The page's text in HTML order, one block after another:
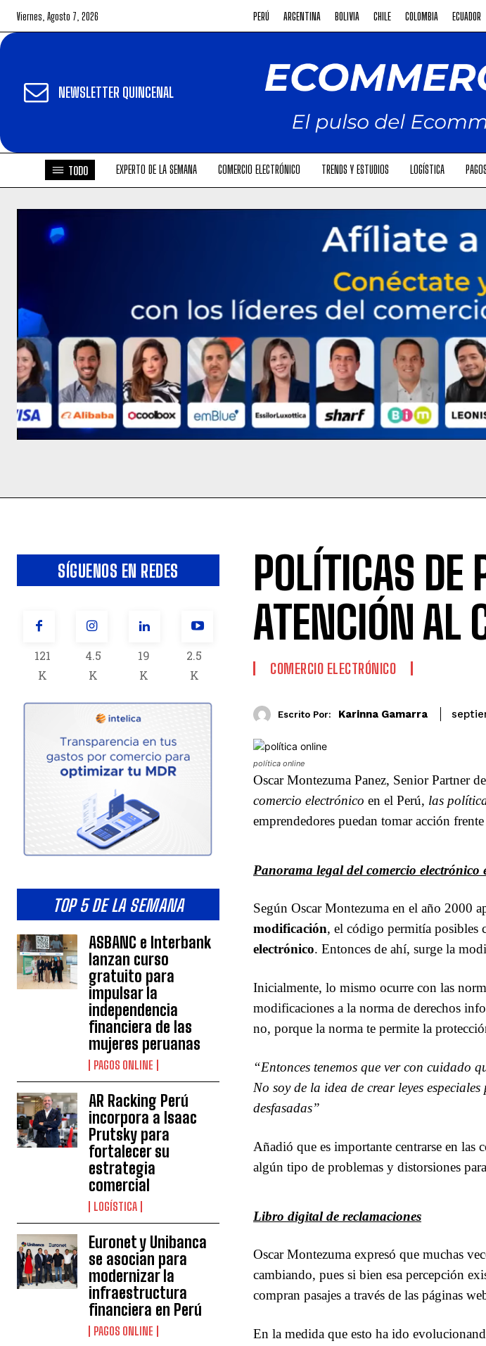
Viernes, Agosto 7, 2026 PERÚ ARGENTINA BOLIVIA CHILE COLOMBIA ECUADOR
NEWSLETTER QUINCENAL
TODO EXPERTO DE LA SEMANA COMERCIO ELECTRÓNICO TRENDS Y ESTUDIOS LOGÍSTICA
SÍGUENOS EN REDES
121
K
4.5
K
19
K
2.5
K
TOP 5 DE LA SEMANA
ASBANC e Interbank
lanzan curso
gratuito para
impulsar la
independencia
financiera de las
mujeres peruanas
PAGOS ONLINE
AR Racking Perú
incorpora a Isaac
Prutsky para
fortalecer su
estrategia
comercial
LOGÍSTICA
Euronet y Unibanca
se asocian para
modernizar la
infraestructura
financiera en Perú
PAGOS ONLINE
POLÍTICAS DE
ATENCIÓN AL
COMERCIO ELECTRÓNICO
Escrito Por: Karinna Gamarra
política online
Oscar Montezuma Panez, Senior Partner
comercio electrónico en el Perú, las
emprendedores puedan tomar acción
Panorama legal del comercio electrónico
Según Oscar Montezuma en el año 2000
modificación, el código permitía posibles
electrónico. Entonces de ahí, surge la
Inicialmente, lo mismo ocurre con las
modificaciones a la norma de derechos
no, porque la norma te permite la
“Entonces tenemos que ver con cuidado
No soy de la idea de crear leyes
desfasadas”
Añadió que es importante centrarse en las
algún tipo de problemas y distorsiones
Libro digital de reclamaciones
Oscar Montezuma expresó que muchas
cambiando, pues si bien esa percepción
compran pasajes a través de las páginas
En la medida que esto ha ido